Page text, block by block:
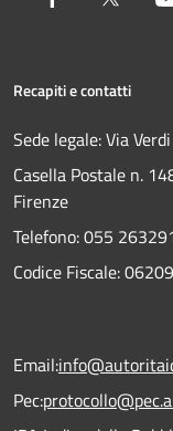
Recapiti e contatti
Sede legale: Via
Casella Postale n.
Firenze
Telefono:055
Codice Fiscale:
Email:
Pec: